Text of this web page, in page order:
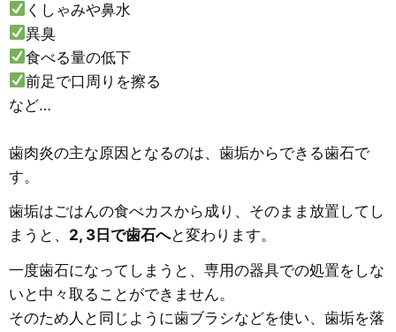
くしゃみや鼻水
異臭
食べる量の低下
前足で口周りを擦る
など…
歯肉炎の主な原因となるのは、歯垢からできる歯石で
す。
歯垢はごはんの食べカスから成り、そのまま放置してし
まうと、 2, 3日で歯石へと変わります。
一度歯石になってしまうと、専用の器具での処置をしな
いと中々取ることができません。
そのため人と同じように歯ブラシなどを使い、歯垢を落